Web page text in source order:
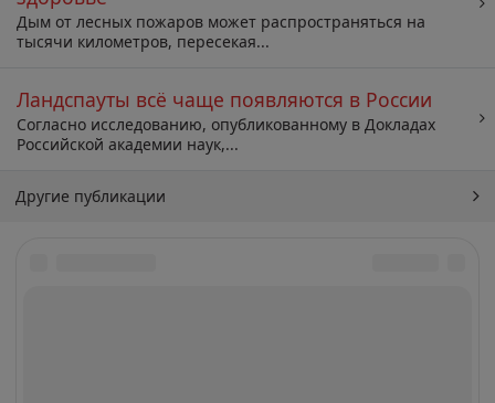
Дым от лесных пожаров может распространяться на
тысячи километров, пересекая...
Ландспауты всё чаще появляются в России
Согласно исследованию, опубликованному в Докладах
Российской академии наук,...
Другие публикации